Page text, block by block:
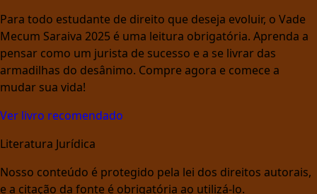
Para todo estudante de direito que deseja evoluir, o Vade
Mecum Saraiva 2025 é uma leitura obrigatória. Aprenda a
pensar como um jurista de sucesso e a se livrar das
armadilhas do desânimo. Compre agora e comece a
mudar sua vida!
Ver livro recomendado
Literatura Jurídica
Nosso conteúdo é protegido pela lei dos direitos autorais,
e a citação da fonte é obrigatória ao utilizá-lo.